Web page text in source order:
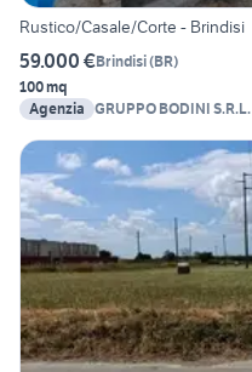
Rustico/Casale/Corte - Brindisi
59.000 €Brindisi(BR)
100 mq
Agenzia GRUPPO BODINI S.R.L.